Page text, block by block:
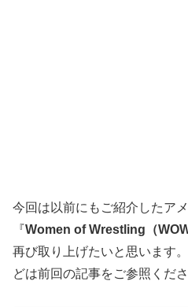
今回は以前にもご紹介したア
『Women of Wrestling（
再び取り上げたいと思います
どは前回の記事をご参照くださ